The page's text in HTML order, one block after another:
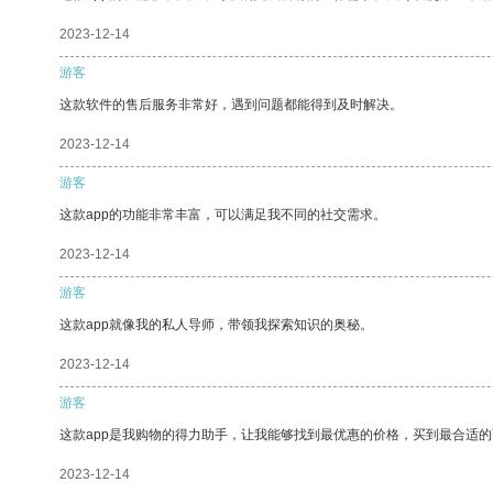
2023-12-14
游客
这款软件的售后服务非常好，遇到问题都能得到及时解决。
2023-12-14
游客
这款app的功能非常丰富，可以满足我不同的社交需求。
2023-12-14
游客
这款app就像我的私人导师，带领我探索知识的奥秘。
2023-12-14
游客
这款app是我购物的得力助手，让我能够找到最优惠的价格，买到最合适
2023-12-14